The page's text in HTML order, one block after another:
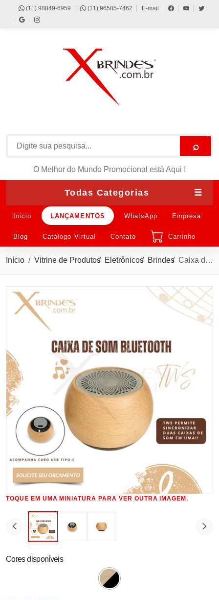
(11) 98849-6959 (11) 96585-7462 E-mail
⌕
O Melhor do Mundo Promocional está Aqui !
Todas Categorias ☰
Inicio LANÇAMENTOS WhatsApp Empresa
Blog Catálogo Virtual Contato Carrinho
Início Vitrine de Produtos Eletrônicos Brindes Caixa de Som Bluetooth em madeira e inox TWS X08004
TOQUE EM UMA MINIATURA PARA VER OUTRA IMAGEM.
Cores disponíveis